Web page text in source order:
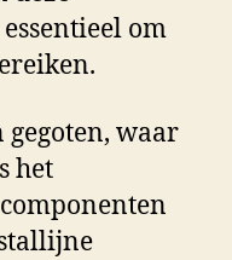
om
waar
het